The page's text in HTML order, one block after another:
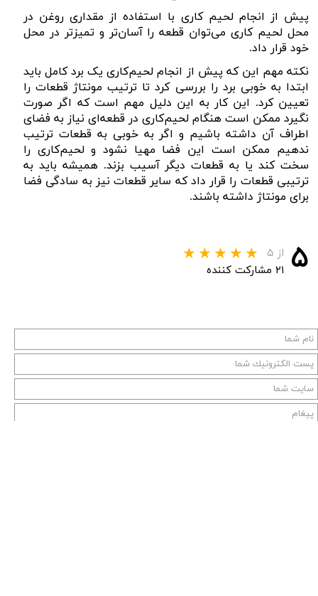
پیش از انجام لحیم کاری با استفاده از مقداری روغن در
محل لحیم کاری می‌توان قطعه را آسان‌تر و تمیز‌تر در محل
خود قرار داد.
نکته مهم این که پیش از انجام لحیم‌کاری یک برد کامل باید
ابتدا به خوبی برد‌ را بررسی کرد تا ترتیب مونتاژ قطعات را
تعیین کرد. این کار به این دلیل مهم است که اگر صورت
نگیرد ممکن است هنگام لحیم‌کاری در قطعه‌ای نیاز به فضای
اطراف آن داشته باشیم و اگر به خوبی به قطعات ترتیب
ندهیم ممکن است این فضا مهیا نشود و لحیم‌کاری را
سخت کند یا به قطعات دیگر آسیب بزند. همیشه باید به
ترتیبی قطعات را قرار داد که سایر قطعات نیز به سادگی فضا
برای مونتاژ داشته باشند.
۵ از ۵
۲۱ مشارکت کننده